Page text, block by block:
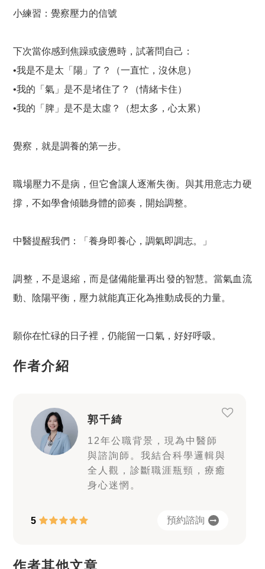
小練習：覺察壓力的信號
下次當你感到焦躁或疲憊時，試著問自己：
•我是不是太「陽」了？（一直忙，沒休息）
•我的「氣」是不是堵住了？（情緒卡住）
•我的「脾」是不是太虛？（想太多，心太累）
覺察，就是調養的第一步。
職場壓力不是病，但它會讓人逐漸失衡。與其用意志力硬
撐，不如學會傾聽身體的節奏，開始調整。
中醫提醒我們：「養身即養心，調氣即調志。」
調整，不是退縮，而是儲備能量再出發的智慧。當氣血流
動、陰陽平衡，壓力就能真正化為推動成長的力量。
願你在忙碌的日子裡，仍能留一口氣，好好呼吸。
作者介紹
郭千綺
12年公職背景，現為中醫師
與諮詢師。我結合科學邏輯與
全人觀，診斷職涯瓶頸，療癒
身心迷惘。
5 預約諮詢
作者其他文章